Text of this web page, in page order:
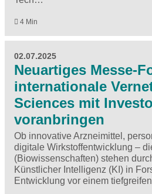
4 Min
02.07.2025
Neuartiges Messe-
internationale
Sciences mit
voranbringen
Ob innovative Arzneimittel,
digitale Wirkstoffentwicklung –
(Biowissenschaften) stehen
Künstlicher Intelligenz (KI) in
Entwicklung vor einem